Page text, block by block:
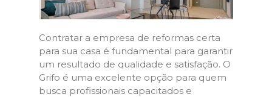
Contratar a empresa de reformas certa
para sua casa é fundamental para garantir
um resultado de qualidade e satisfação. O
Grifo é uma excelente opção para quem
busca profissionais capacitados e